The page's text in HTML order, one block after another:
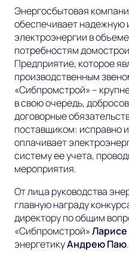
Энергосбытовая
обеспечивает надежную
электроэнергии в
потребностям
Предприятие, которое
производственным
«Сибпромстрой» –
в свою очередь,
договорные
поставщиком: исправно
оплачивает
систему ее учета,
мероприятия.
От лица руководства
главную награду
директору по общим
«Сибпромстрой»
энергетикуАндрею Паю.